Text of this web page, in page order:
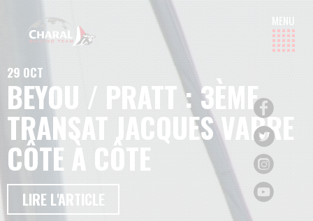
29 OCT
BEYOU / PRATT : 3ÈME
TRANSAT JACQUES VABRE
CÔTE À CÔTE
LIRE L'ARTICLE